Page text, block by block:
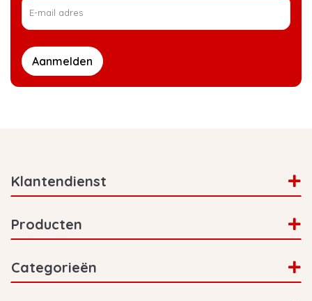
Aanmelden
Klantendienst
Producten
Categorieën